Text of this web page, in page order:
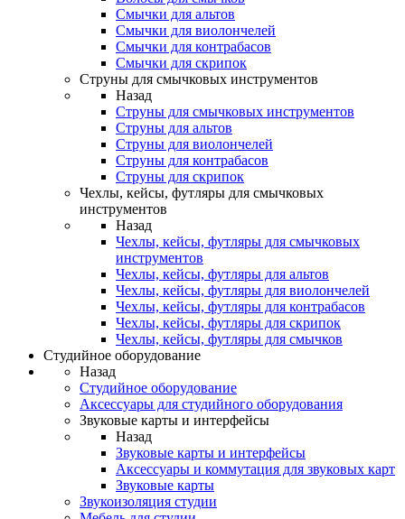
Смычки для альтов
Смычки для виолончелей
Смычки для контрабасов
Смычки для скрипок
Струны для смычковых инструментов
Назад
Струны для смычковых инструментов
Струны для альтов
Струны для виолончелей
Струны для контрабасов
Струны для скрипок
Чехлы, кейсы, футляры для смычковых
инструментов
Назад
Чехлы, кейсы, футляры для смычковых
инструментов
Чехлы, кейсы, футляры для альтов
Чехлы, кейсы, футляры для виолончелей
Чехлы, кейсы, футляры для контрабасов
Чехлы, кейсы, футляры для скрипок
Чехлы, кейсы, футляры для смычков
Студийное оборудование
Назад
Студийное оборудование
Аксессуары для студийного оборудования
Звуковые карты и интерфейсы
Назад
Звуковые карты и интерфейсы
Аксессуары и коммутация для звуковых карт
Звуковые карты
Звукоизоляция студии